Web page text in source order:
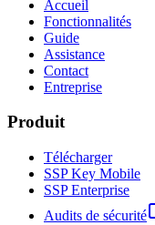
Accueil
Fonctionnalités
Guide
Assistance
Contact
Entreprise
Produit
Télécharger
SSP Key Mobile
SSP Enterprise
Audits de sécurité